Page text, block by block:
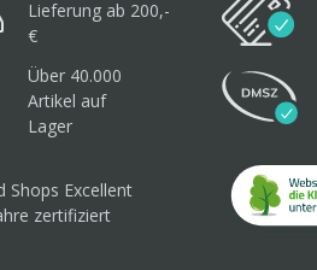
Lieferung ab 200,-
€
Über 40.000
Artikel auf
Lager